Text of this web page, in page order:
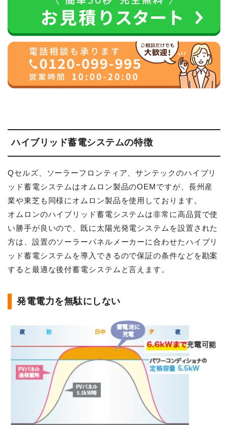
ハイブリッド蓄電システムの特徴
Qセルズ、ソーラーフロンティア、サンテックのハイブリ
ッド蓄電システムはオムロン製品のOEMですが、長州産
業や東芝も同様にオムロン製品を使用しております。
オムロンのハイブリッド蓄電システムは非常に高品質で使
い勝手が良いので、既に太陽光発電システムを設置された
方は、設置のソーラーパネルメーカーに合わせたハイブリ
ッド蓄電システムを導入できるので保証の条件などを勘案
すると最適な後付蓄電システムと言えます。
発電電力を無駄にしない